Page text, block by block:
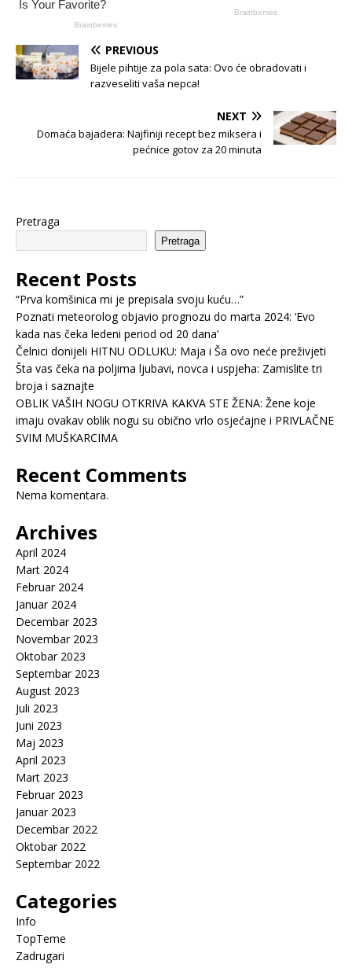
PREVIOUS
Bijele pihtije za pola sata: Ovo će obradovati i
razveseliti vaša nepca!
NEXT
Domaća bajadera: Najfiniji recept bez miksera i
pećnice gotov za 20 minuta
Pretraga
Pretraga
Recent Posts
“Prva komšinica mi je prepisala svoju kuću…”
Poznati meteorolog objavio prognozu do marta 2024: ‘Evo
kada nas čeka ledeni period od 20 dana’
Čelnici donijeli HITNU ODLUKU: Maja i Ša ovo neće preživjeti
Šta vas čeka na poljima ljubavi, novca i uspjeha: Zamislite tri
broja i saznajte
OBLIK VAŠIH NOGU OTKRIVA KAKVA STE ŽENA: Žene koje
imaju ovakav oblik nogu su obično vrlo osjećajne i PRIVLAČNE
SVIM MUŠKARCIMA
Recent Comments
Nema komentara.
Archives
April 2024
Mart 2024
Februar 2024
Januar 2024
Decembar 2023
Novembar 2023
Oktobar 2023
Septembar 2023
August 2023
Juli 2023
Juni 2023
Maj 2023
April 2023
Mart 2023
Februar 2023
Januar 2023
Decembar 2022
Oktobar 2022
Septembar 2022
Categories
Info
TopTeme
Zadrugari